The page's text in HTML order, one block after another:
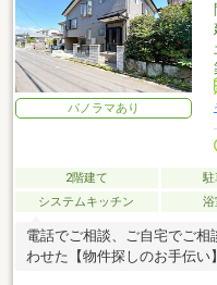
パノラマあり
2階建て 駐
システムキッチン
浴
電話でご相談、ご自宅でご
わせた【物件探しのお手伝い